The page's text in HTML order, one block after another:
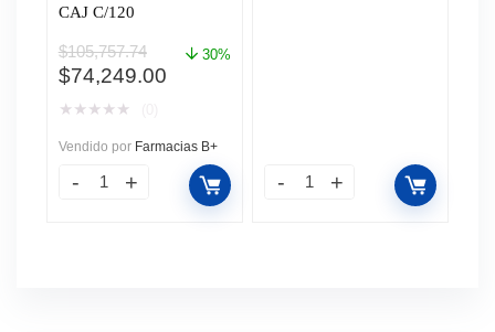
CAJ C/120
$105,757.74
El
precio
era:
$105,757.74.
$74,249.00El
es:
$74,249.00.
30%
★ ★ ★ ★ ★
Vendido por Farmacias B+